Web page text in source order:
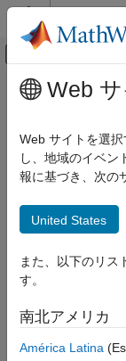
コンテンツへスキップ
オフキ
ドキュメンテーション
コード検証
Polyspace Code Prover
レポートとメトリクス
Bug Finder または
項目一覧
レポートの生成
メインコンテン
Bug
結果の
このトピックで
Polyspace ユー
Polyspace
の後、解析結果
エクスポートで
Web
Web サイトを選
し、地域のイベン
報に基づき、次の
United States
また、以下のリス
す。
南北アメリカ
América Latina